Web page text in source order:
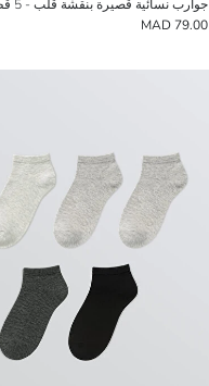
جوارب نسائية قصيرة بنقشة قلب - 5 قطع
79.00 MAD